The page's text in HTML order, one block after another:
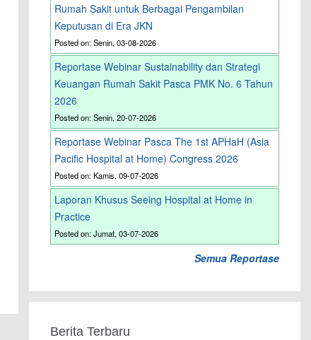
Rumah Sakit untuk Berbagai Pengambilan
Keputusan di Era JKN
Posted on: Senin, 03-08-2026
Reportase Webinar Sustainability dan Strategi
Keuangan Rumah Sakit Pasca PMK No. 6 Tahun
2026
Posted on: Senin, 20-07-2026
Reportase Webinar Pasca The 1st APHaH (Asia
Pacific Hospital at Home) Congress 2026
Posted on: Kamis, 09-07-2026
Laporan Khusus Seeing Hospital at Home in
Practice
Posted on: Jumat, 03-07-2026
Semua Reportase
Berita Terbaru